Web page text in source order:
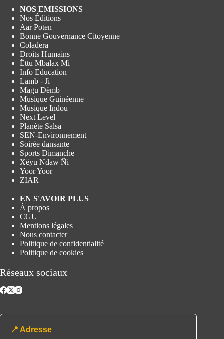
NOS EMISSIONS
Nos Éditions
Aar Poten
Bonne Gouvernance Citoyenne
Coladera
Droits Humains
Ëttu Mbalax Mi
Info Education
Lamb - Ji
Magu Dëmb
Musique Guinéenne
Musique Indou
Next Level
Planète Salsa
SEN-Environnement
Soirée dansante
Sports Dimanche
Xëyu Ndaw Ñi
Yoor Yoor
ZIAR
EN S'AVOIR PLUS
À propos
CGU
Mentions légales
Nous contacter
Politique de confidentialité
Politique de cookies
Réseaux sociaux
📍 Adresse